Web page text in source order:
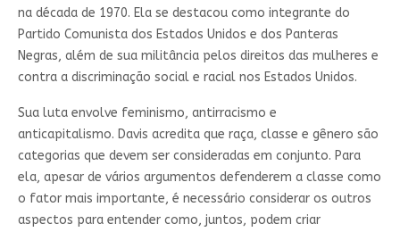
na década de 1970. Ela se destacou como integrante do
Partido Comunista dos Estados Unidos e dos Panteras
Negras, além de sua militância pelos direitos das mulheres e
contra a discriminação social e racial nos Estados Unidos.
Sua luta envolve feminismo, antirracismo e
anticapitalismo. Davis acredita que raça, classe e gênero são
categorias que devem ser consideradas em conjunto. Para
ela, apesar de vários argumentos defenderem a classe como
o fator mais importante, é necessário considerar os outros
aspectos para entender como, juntos, podem criar